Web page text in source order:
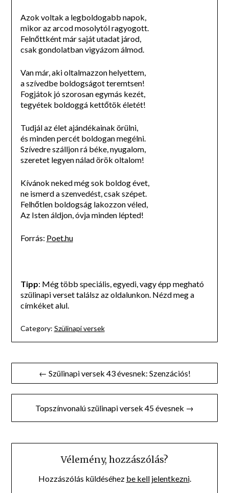
Azok voltak a legboldogabb napok,
mikor az arcod mosolytól ragyogott.
Felnőttként már saját utadat járod,
csak gondolatban vigyázom álmod.
Van már, aki oltalmazzon helyettem,
a szívedbe boldogságot teremtsen!
Fogjátok jó szorosan egymás kezét,
tegyétek boldoggá kettőtök életét!
Tudjál az élet ajándékainak örülni,
és minden percét boldogan megélni.
Szívedre szálljon rá béke, nyugalom,
szeretet legyen nálad örök oltalom!
Kívánok neked még sok boldog évet,
ne ismerd a szenvedést, csak szépet.
Felhőtlen boldogság lakozzon véled,
Az Isten áldjon, óvja minden lépted!
Forrás: Poet.hu
Tipp: Még több speciális, egyedi, vagy épp megható
szülinapi verset találsz az oldalunkon. Nézd meg a
címkéket alul.
Category: Szülinapi versek
Bejegyzés
navigáció
← Szülinapi versek 43 évesnek: Szenzációs!
Topszínvonalú szülinapi versek 45 évesnek →
Vélemény, hozzászólás?
Hozzászólás küldéséhez be kell jelentkezni.